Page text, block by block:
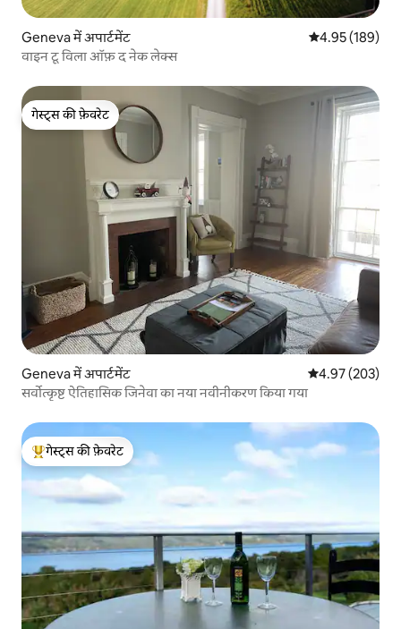
Geneva में अपार्टमेंट औसत रेटिंग 5 में से
4.95 (189)
वाइन टू विला ऑफ़ द नेक लेक्स
गेस्ट्स की फ़ेवरेट
गेस्ट्स की फ़ेवरेट
Geneva में अपार्टमेंट औसत रेटिंग 5 में से
4.97 (203)
सर्वोत्कृष्ट ऐतिहासिक जिनेवा का नया नवीनीकरण किया गया
गेस्ट्स का टॉप फ़ेवरेट
गेस्ट्स की फ़ेवरेट